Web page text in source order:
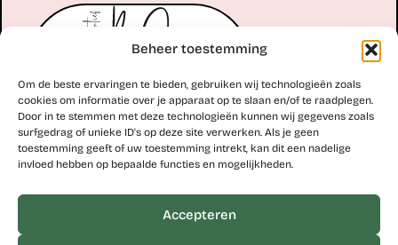
Beheer toestemming
Om de beste ervaringen te bieden, gebruiken wij technologieën zoals
cookies om informatie over je apparaat op te slaan en/of te raadplegen.
Door in te stemmen met deze technologieën kunnen wij gegevens zoals
surfgedrag of unieke ID's op deze site verwerken. Als je geen
toestemming geeft of uw toestemming intrekt, kan dit een nadelige
invloed hebben op bepaalde functies en mogelijkheden.
Accepteren
Erik Scheirlinckx
erik@kunstcollectiefblos.be